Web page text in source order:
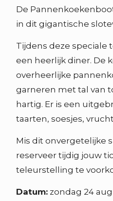
De
in dit gigantische
Tijdens deze speciale
een heerlijk diner. De
overheerlijke
garneren met tal van
hartig. Er is een
taarten, soesjes,
Mis dit onvergetelijke
reserveer tijdig jouw
teleurstelling te
Datum: zondag 24